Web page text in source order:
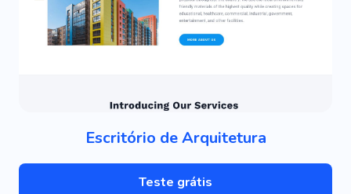
Escritório de Arquitetura
Teste grátis